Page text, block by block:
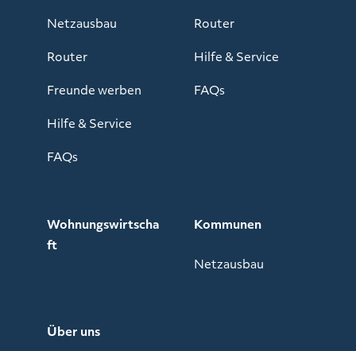
Netzausbau
Router
Freunde werben
Hilfe & Service
FAQs
Router
Hilfe & Service
FAQs
Wohnungswirtscha
ft
Kommunen
Netzausbau
Über uns